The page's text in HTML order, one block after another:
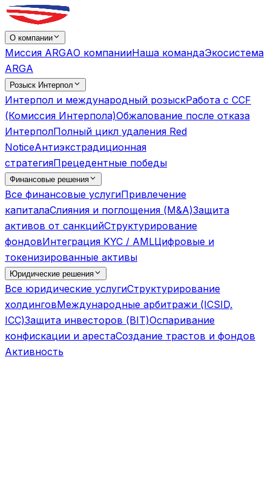
О компании
Миссия ARGAО компанииНаша командаЭкосистема
ARGA
Розыск Интерпол
Интерпол и международный розыскРабота с CCF
(Комиссия Интерпола)Обжалование после отказа
ИнтерполПолный цикл удаления Red
NoticeАнтиэкстрадиционная
стратегияПрецедентные победы
Финансовые решения
Все финансовые услугиПривлечение
капиталаСлияния и поглощения (M&A)Защита
активов от санкцийСтруктурирование
фондовИнтеграция KYC / AMLЦифровые и
токенизированные активы
Юридические решения
Все юридические услугиСтруктурирование
холдинговМеждународные арбитражи (ICSID,
ICC)Защита инвесторов (BIT)Оспаривание
конфискации и арестаСоздание трастов и фондов
Активность